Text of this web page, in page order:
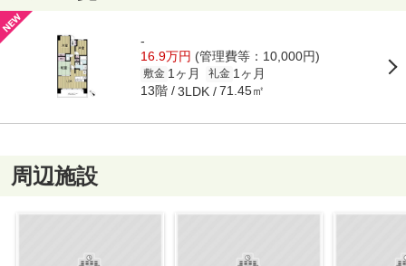
-
16.9万円 (管理費等：10,000円)
敷金 1ヶ月 礼金 1ヶ月
13階 3LDK 71.45㎡
周辺施設